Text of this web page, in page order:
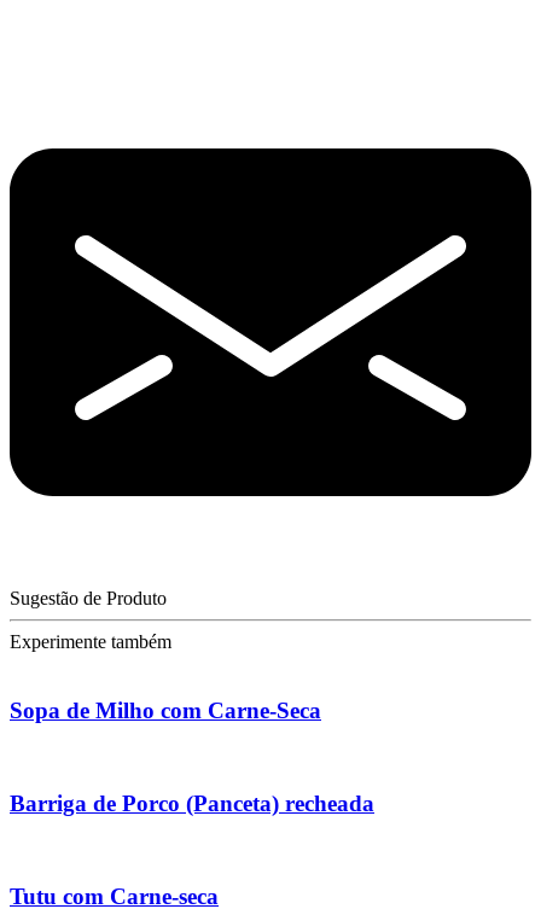
Sugestão de Produto
Experimente também
Sopa de Milho com Carne-Seca
Barriga de Porco (Panceta) recheada
Tutu com Carne-seca